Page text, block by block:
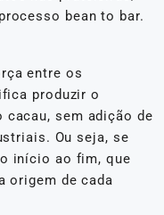
bean to bar.
entre os
produzir o
sem adição de
Ou seja, se
início ao fim, que
origem de cada